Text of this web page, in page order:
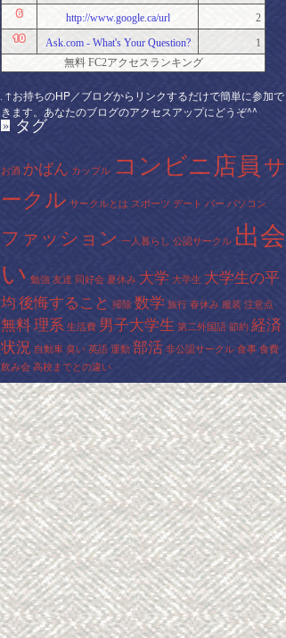
http://www.google.ca/url
2
Ask.com - What's Your Question?
1
無料 FC2アクセスランキング
↑お持ちのHP／ブログからリンクするだけで簡単に参加で
きます。あなたのブログのアクセスアップにどうぞ^^
» タグ
お酒 かばん カップル コンビニ店員 サ
ークル サークルとは スポーツ デート バー パソコン
ファッション 一人暮らし 公認サークル 出会
い 勉強 友達 同好会 夏休み 大学 大学生 大学生の平
均後悔すること 掃除 数学 旅行 春休み 服装 注意点
無料理系 生活費 男子大学生 第二外国語 節約 経済
状況 自動車 臭い 英語 運動 部活 非公認サークル 食事 食費
飲み会 高校までとの違い